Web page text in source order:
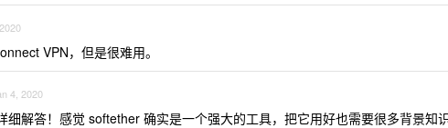
VPN，但是很难用。
4, 2020
细解答！感觉 softether 确实是一个强大的工具，把它用好也需要很多背景知